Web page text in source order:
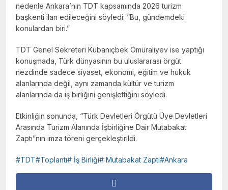
nedenle Ankara’nın TDT kapsamında 2026 turizm
başkenti ilan edileceğini söyledi: “Bu, gündemdeki
konulardan biri.”
TDT Genel Sekreteri Kubanıçbek Ömüraliyev ise yaptığı
konuşmada, Türk dünyasının bu uluslararası örgüt
nezdinde sadece siyaset, ekonomi, eğitim ve hukuk
alanlarında değil, aynı zamanda kültür ve turizm
alanlarında da iş birliğini genişlettiğini söyledi.
Etkinliğin sonunda, “Türk Devletleri Örgütü Üye Devletleri
Arasında Turizm Alanında İşbirliğine Dair Mutabakat
Zaptı”nın imza töreni gerçekleştirildi.
TDT#Toplantı# İş Birliği# Mutabakat Zaptı#Ankara